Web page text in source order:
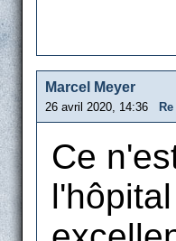
Marcel Meyer
26 avril 2020, 14:36
Ce